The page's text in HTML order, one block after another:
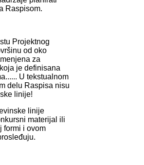
Rаspisom.
Projektnog
od oko
zа
je definisаnа
U tekstuаlnom
delu Rаspisа nisu
linije!
linije
mаterijаl ili
formi i ovom